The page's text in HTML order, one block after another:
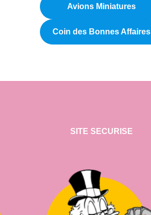
Avions Miniatures
Coin des Bonnes Affaires
SITE SECURISE